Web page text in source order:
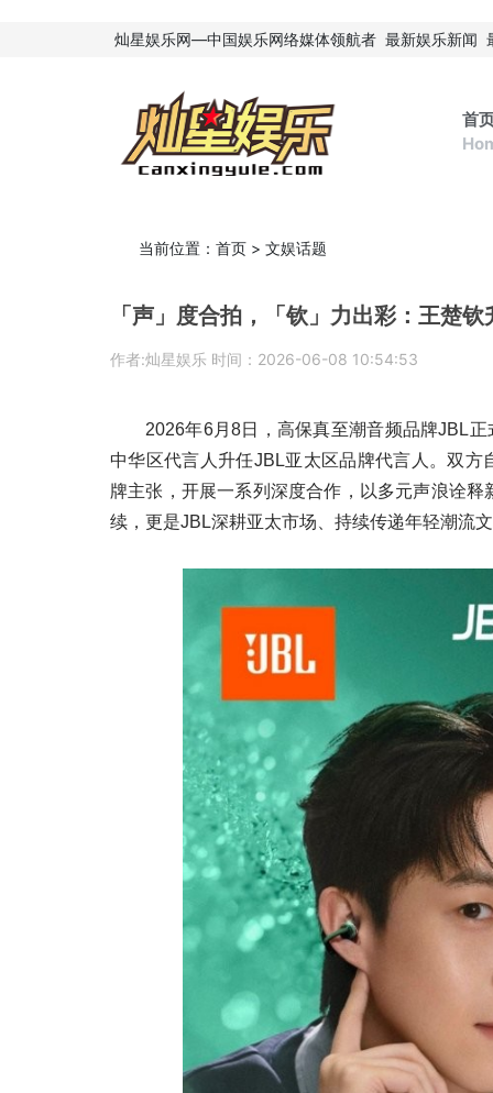
灿星娱乐网—中国娱乐网络媒体领航者 最新娱乐新闻
首
当前位置： 首页 > 文娱话题
「声」度合拍，「钦」力出彩：王楚
作者:灿星娱乐 时间：2026-06-08 10:54:53
2026年6月8日，高保真至潮音频品牌JBL
中华区代言人升任JBL亚太区品牌代言人。双方
牌主张，开展一系列深度合作，以多元声浪诠
续，更是JBL深耕亚太市场、持续传递年轻潮流
代言人